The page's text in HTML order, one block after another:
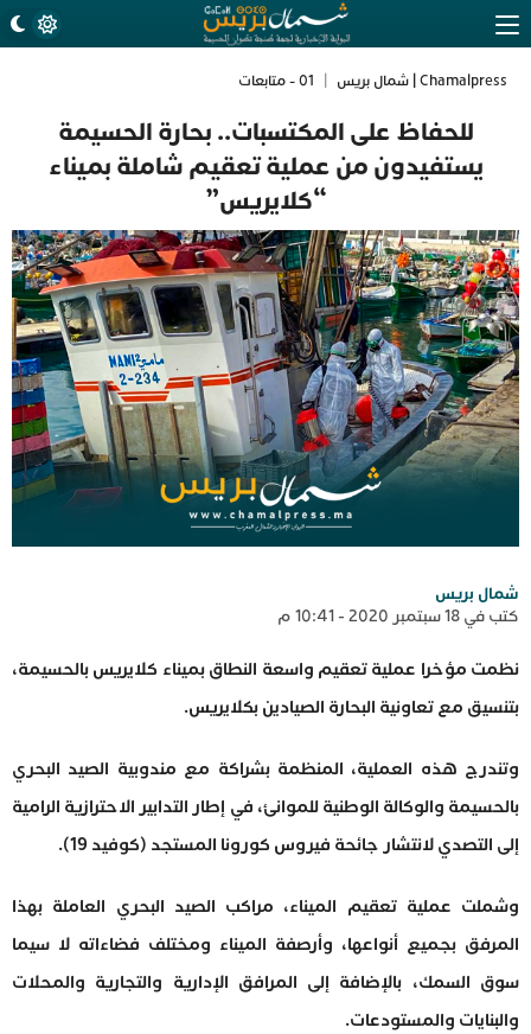
Chamalpress | شمال بريس 01 - متابعات
للحفاظ على المكتسبات.. بحارة الحسيمة
يستفيدون من عملية تعقيم شاملة بميناء
“كلايريس”
شمال بريس
كتب في 18 سبتمبر 2020 - 10:41 م
نظمت مؤخرا عملية تعقيم واسعة النطاق بميناء كلايريس بالحسيمة،
بتنسيق مع تعاونية البحارة الصيادين بكلايريس.
وتندرج هذه العملية، المنظمة بشراكة مع مندوبية الصيد البحري
بالحسيمة والوكالة الوطنية للموانئ، في إطار التدابير الاحترازية الرامية
إلى التصدي لانتشار جائحة فيروس كورونا المستجد (كوفيد 19).
وشملت عملية تعقيم الميناء، مراكب الصيد البحري العاملة بهذا
المرفق بجميع أنواعها، وأرصفة الميناء ومختلف فضاءاته لا سيما
سوق السمك، بالإضافة إلى المرافق الإدارية والتجارية والمحلات
والبنايات والمستودعات.